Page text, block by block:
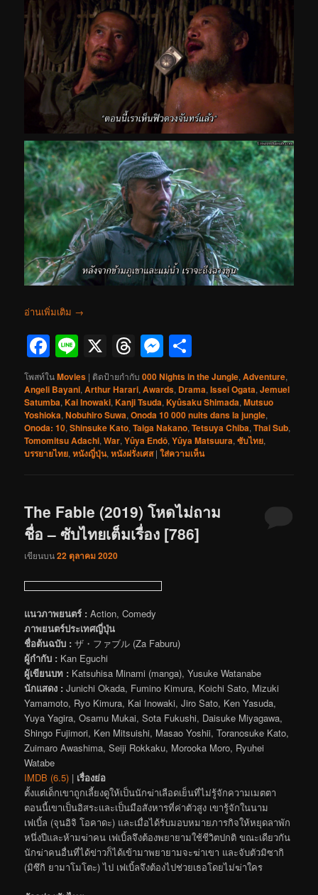
อ่านเพิ่มเติม →
Facebook
Line
X Threads
Messenger
โพสท์ในMovies | ติดป้ายกำกับ 000 Nights in the Jungle,Adventure,
Angeli Bayani,Arthur Harari,Awards, Drama,Issei Ogata,Jemuel
Satumba,Kai Inowaki,Kanji Tsuda,Kyûsaku Shimada,Mutsuo
Yoshioka,Nobuhiro Suwa,Onoda 10 000 nuits dans la jungle,
Onoda: 10,Shinsuke Kato,Taiga Nakano,Tetsuya Chiba,Thai Sub,
Tomomitsu Adachi,War,Yûya Endô,Yûya Matsuura,ซับไทย,
บรรยายไทย,หนังญี่ปุ่น,หนังฝรั่งเศส |ใส่ความเห็น
The Fable (2019) โหดไม่ถาม
ชื่อ – ซับไทยเต็มเรื่อง [786]
เขียนบน22 ตุลาคม 2020
แนวภาพยนตร์ : Action, Comedy
ภาพยนตร์ประเทศญี่ปุ่น
ชื่อต้นฉบับ : ザ・ファブル (Za Faburu)
ผู้กำกับ : Kan Eguchi
ผู้เขียนบท : Katsuhisa Minami (manga), Yusuke Watanabe
นักแสดง : Junichi Okada, Fumino Kimura, Koichi Sato, Mizuki
Yamamoto, Ryo Kimura, Kai Inowaki, Jiro Sato, Ken Yasuda,
Yuya Yagira, Osamu Mukai, Sota Fukushi, Daisuke Miyagawa,
Shingo Fujimori, Ken Mitsuishi, Masao Yoshii, Toranosuke Kato,
Zuimaro Awashima, Seiji Rokkaku, Morooka Moro, Ryuhei
Watabe
IMDB (6.5) | เรื่องย่อ
ตั้งแต่เด็กเขาถูกเลี้ยงดูให้เป็นนักฆ่าเลือดเย็นที่ไม่รู้จักความเมตตา
ตอนนี้เขาเป็นอิสระและเป็นมือสังหารที่ค่าตัวสูง เขารู้จักในนาม
เฟเบิ้ล (จุนอิจิ โอคาดะ) และเมื่อได้รับมอบหมายภารกิจให้หยุดลาพัก
หนึ่งปีและห้ามฆ่าคน เฟเบิ้ลจึงต้องพยายามใช้ชีวิตปกติ ขณะเดียวกัน
นักฆ่าคนอื่นที่ได้ข่าวก็ได้เข้ามาพยายามจะฆ่าเขา และจับตัวมิซากิ
(มิซึกิ ยามาโมโตะ) ไป เฟเบิ้ลจึงต้องไปช่วยเธอโดยไม่ฆ่าใคร